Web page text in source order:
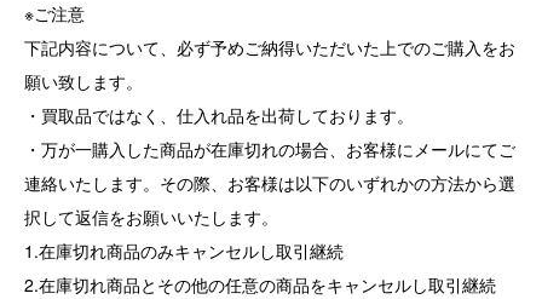
※ご注意
下記内容について、必ず予めご納得いただいた上でのご購入をお
願い致します。
・買取品ではなく、仕入れ品を出荷しております。
・万が一購入した商品が在庫切れの場合、お客様にメールにてご
連絡いたします。その際、お客様は以下のいずれかの方法から選
択して返信をお願いいたします。
1.在庫切れ商品のみキャンセルし取引継続
2.在庫切れ商品とその他の任意の商品をキャンセルし取引継続